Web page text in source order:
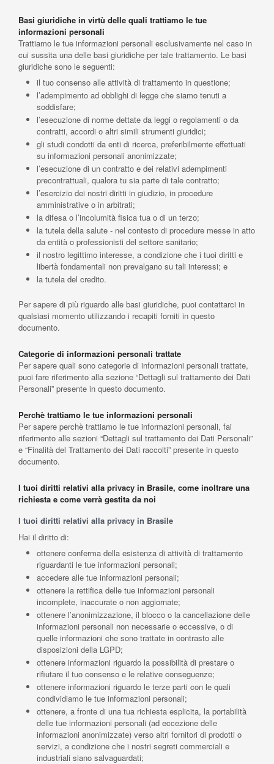
Basi giuridiche in virtù delle quali trattiamo le tue
informazioni personali
Trattiamo le tue informazioni personali esclusivamente nel caso in
cui sussita una delle basi giuridiche per tale trattamento. Le basi
giuridiche sono le seguenti:
il tuo consenso alle attività di trattamento in questione;
l’adempimento ad obblighi di legge che siamo tenuti a
soddisfare;
l’esecuzione di norme dettate da leggi o regolamenti o da
contratti, accordi o altri simili strumenti giuridici;
gli studi condotti da enti di ricerca, preferibilmente effettuati
su informazioni personali anonimizzate;
l’esecuzione di un contratto e dei relativi adempimenti
precontrattuali, qualora tu sia parte di tale contratto;
l’esercizio dei nostri diritti in giudizio, in procedure
amministrative o in arbitrati;
la difesa o l’incolumità fisica tua o di un terzo;
la tutela della salute - nel contesto di procedure messe in atto
da entità o professionisti del settore sanitario;
il nostro legittimo interesse, a condizione che i tuoi diritti e
libertà fondamentali non prevalgano su tali interessi; e
la tutela del credito.
Per sapere di più riguardo alle basi giuridiche, puoi contattarci in
qualsiasi momento utilizzando i recapiti forniti in questo
documento.
Categorie di informazioni personali trattate
Per sapere quali sono categorie di informazioni personali trattate,
puoi fare riferimento alla sezione “Dettagli sul trattamento dei Dati
Personali” presente in questo documento.
Perchè trattiamo le tue informazioni personali
Per sapere perchè trattiamo le tue informazioni personali, fai
riferimento alle sezioni “Dettagli sul trattamento dei Dati Personali”
e “Finalità del Trattamento dei Dati raccolti” presente in questo
documento.
I tuoi diritti relativi alla privacy in Brasile, come inoltrare una
richiesta e come verrà gestita da noi
I tuoi diritti relativi alla privacy in Brasile
Hai il diritto di:
ottenere conferma della esistenza di attività di trattamento
riguardanti le tue informazioni personali;
accedere alle tue informazioni personali;
ottenere la rettifica delle tue informazioni personali
incomplete, inaccurate o non aggiornate;
ottenere l’anonimizzazione, il blocco o la cancellazione delle
informazioni personali non necessarie o eccessive, o di
quelle informazioni che sono trattate in contrasto alle
disposizioni della LGPD;
ottenere informazioni riguardo la possibilità di prestare o
rifiutare il tuo consenso e le relative conseguenze;
ottenere informazioni riguardo le terze parti con le quali
condividiamo le tue informazioni personali;
ottenere, a fronte di una tua richiesta esplicita, la portabilità
delle tue informazioni personali (ad eccezione delle
informazioni anonimizzate) verso altri fornitori di prodotti o
servizi, a condizione che i nostri segreti commerciali e
industriali siano salvaguardati;